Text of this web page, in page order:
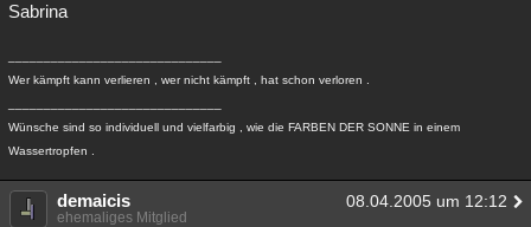
Sabrina
Wer kämpft kann verlieren , wer nicht kämpft , hat schon verloren .
Wünsche sind so individuell und vielfarbig , wie die FARBEN DER SONNE in einem
Wassertropfen .
demaicis 08.04.2005 um 12:12
ehemaliges Mitglied